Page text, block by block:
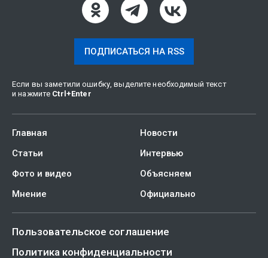
ПОДПИСАТЬСЯ НА RSS
Если вы заметили ошибку, выделите необходимый текст
и нажмите Ctrl +Enter
Главная
Новости
Статьи
Интервью
Фото и видео
Объясняем
Мнение
Официально
Пользовательское соглашение
Политика конфиденциальности